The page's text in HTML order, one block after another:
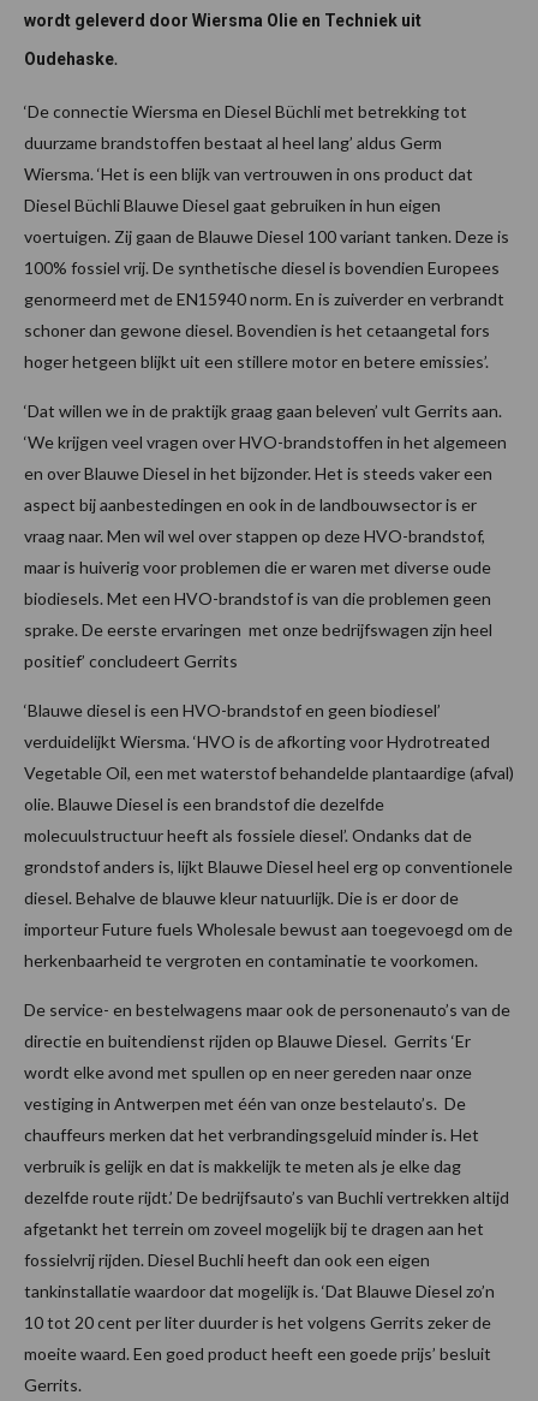
wordt geleverd door Wiersma Olie en Techniek uit
Oudehaske.
‘De connectie Wiersma en Diesel Büchli met betrekking tot
duurzame brandstoffen bestaat al heel lang’ aldus Germ
Wiersma. ‘Het is een blijk van vertrouwen in ons product dat
Diesel Büchli Blauwe Diesel gaat gebruiken in hun eigen
voertuigen. Zij gaan de Blauwe Diesel 100 variant tanken. Deze is
100% fossiel vrij. De synthetische diesel is bovendien Europees
genormeerd met de EN15940 norm. En is zuiverder en verbrandt
schoner dan gewone diesel. Bovendien is het cetaangetal fors
hoger hetgeen blijkt uit een stillere motor en betere emissies’.
‘Dat willen we in de praktijk graag gaan beleven’ vult Gerrits aan.
‘We krijgen veel vragen over HVO-brandstoffen in het algemeen
en over Blauwe Diesel in het bijzonder. Het is steeds vaker een
aspect bij aanbestedingen en ook in de landbouwsector is er
vraag naar. Men wil wel over stappen op deze HVO-brandstof,
maar is huiverig voor problemen die er waren met diverse oude
biodiesels. Met een HVO-brandstof is van die problemen geen
sprake. De eerste ervaringen met onze bedrijfswagen zijn heel
positief’ concludeert Gerrits
‘Blauwe diesel is een HVO-brandstof en geen biodiesel’
verduidelijkt Wiersma. ‘HVO is de afkorting voor Hydrotreated
Vegetable Oil, een met waterstof behandelde plantaardige (afval)
olie. Blauwe Diesel is een brandstof die dezelfde
molecuulstructuur heeft als fossiele diesel’. Ondanks dat de
grondstof anders is, lijkt Blauwe Diesel heel erg op conventionele
diesel. Behalve de blauwe kleur natuurlijk. Die is er door de
importeur Future fuels Wholesale bewust aan toegevoegd om de
herkenbaarheid te vergroten en contaminatie te voorkomen.
De service- en bestelwagens maar ook de personenauto’s van de
directie en buitendienst rijden op Blauwe Diesel. Gerrits ‘Er
wordt elke avond met spullen op en neer gereden naar onze
vestiging in Antwerpen met één van onze bestelauto’s. De
chauffeurs merken dat het verbrandingsgeluid minder is. Het
verbruik is gelijk en dat is makkelijk te meten als je elke dag
dezelfde route rijdt.’ De bedrijfsauto’s van Buchli vertrekken altijd
afgetankt het terrein om zoveel mogelijk bij te dragen aan het
fossielvrij rijden. Diesel Buchli heeft dan ook een eigen
tankinstallatie waardoor dat mogelijk is. ‘Dat Blauwe Diesel zo’n
10 tot 20 cent per liter duurder is het volgens Gerrits zeker de
moeite waard. Een goed product heeft een goede prijs’ besluit
Gerrits.